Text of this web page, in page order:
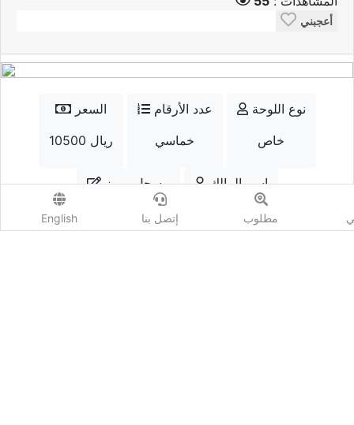
مطلوب إتصل بنا English